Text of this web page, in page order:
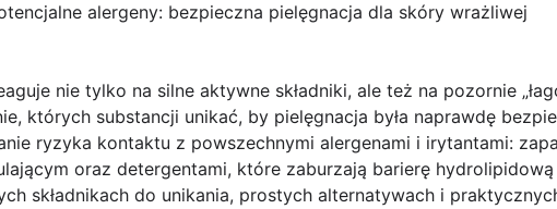
alergeny: bezpieczna pielęgnacja dla skóry wrażliwej
nie tylko na silne aktywne składniki, ale też na pozornie
których substancji unikać, by pielęgnacja była naprawdę
ryzyka kontaktu z powszechnymi alergenami i irytantami:
oraz detergentami, które zaburzają barierę
składnikach do unikania, prostych alternatywach i